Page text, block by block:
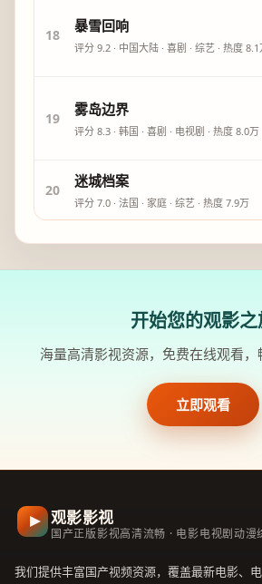
18
暴雪回响
评分 9.2 · 中国大陆 · 喜剧 · 综艺 · 热度 8.1
19
雾岛边界
评分 8.3 · 韩国 · 喜剧 · 电视剧 · 热度 8.0万
20
迷城档案
评分 7.0 · 法国 · 家庭 · 综艺 · 热度 7.9万
开始您的观影
海量高清影视资源，免费在线观看
立即观看
观影影视
国产正版影视高清流畅 · 电影电视剧动漫
我们提供丰富国产视频资源，覆盖最新电影、